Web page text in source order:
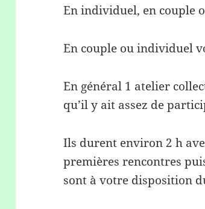
En individuel, en couple
En couple ou individuel
En général 1 atelier
qu’il y ait assez de
Ils durent environ 2 h
premières rencontres
sont à votre disposition